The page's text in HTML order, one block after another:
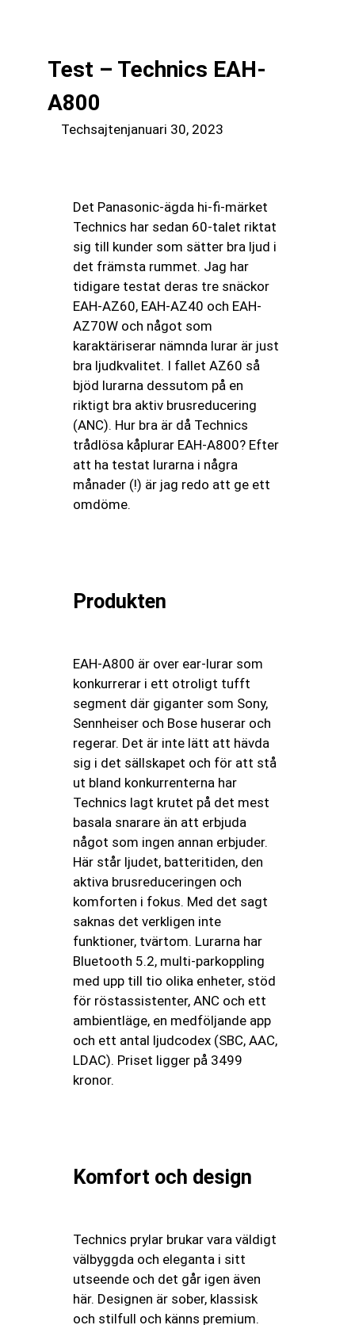
Test – Technics EAH-
A800
Techsajtenjanuari 30, 2023
Det Panasonic-ägda hi-fi-märket
Technics har sedan 60-talet riktat
sig till kunder som sätter bra ljud i
det främsta rummet. Jag har
tidigare testat deras tre snäckor
EAH-AZ60, EAH-AZ40 och EAH-
AZ70W och något som
karaktäriserar nämnda lurar är just
bra ljudkvalitet. I fallet AZ60 så
bjöd lurarna dessutom på en
riktigt bra aktiv brusreducering
(ANC). Hur bra är då Technics
trådlösa kåplurar EAH-A800? Efter
att ha testat lurarna i några
månader (!) är jag redo att ge ett
omdöme.
Produkten
EAH-A800 är over ear-lurar som
konkurrerar i ett otroligt tufft
segment där giganter som Sony,
Sennheiser och Bose huserar och
regerar. Det är inte lätt att hävda
sig i det sällskapet och för att stå
ut bland konkurrenterna har
Technics lagt krutet på det mest
basala snarare än att erbjuda
något som ingen annan erbjuder.
Här står ljudet, batteritiden, den
aktiva brusreduceringen och
komforten i fokus. Med det sagt
saknas det verkligen inte
funktioner, tvärtom. Lurarna har
Bluetooth 5.2, multi-parkoppling
med upp till tio olika enheter, stöd
för röstassistenter, ANC och ett
ambientläge, en medföljande app
och ett antal ljudcodex (SBC, AAC,
LDAC). Priset ligger på 3499
kronor.
Komfort och design
Technics prylar brukar vara väldigt
välbyggda och eleganta i sitt
utseende och det går igen även
här. Designen är sober, klassisk
och stilfull och känns premium.